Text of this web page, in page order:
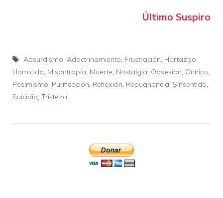
Último Suspiro
Etiquetas
Absurdismo, Adoctrinamiento, Frustración, Hartazgo,
Homicida, Misantropía, Muerte, Nostalgia, Obsesión, Onírico,
Pesimismo, Purificación, Reflexión, Repugnancia, Sinsentido,
Suicidio, Tristeza